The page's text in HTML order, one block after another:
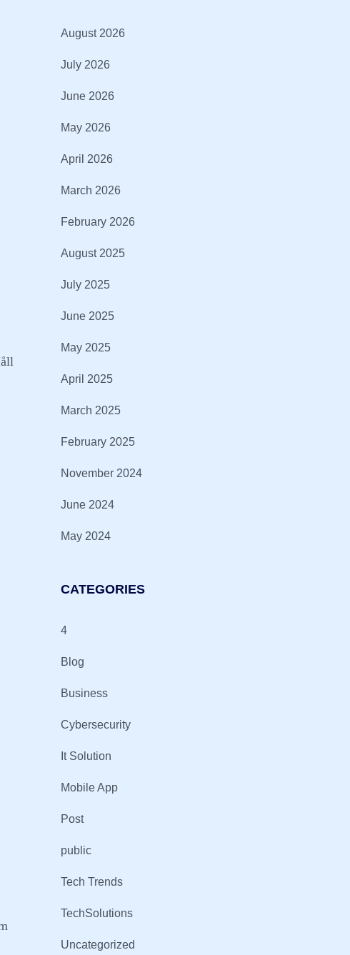
August 2026
July 2026
June 2026
May 2026
April 2026
March 2026
February 2026
August 2025
July 2025
June 2025
May 2025
April 2025
March 2025
February 2025
November 2024
June 2024
May 2024
CATEGORIES
4
Blog
Business
Cybersecurity
It Solution
Mobile App
Post
public
Tech Trends
TechSolutions
Uncategorized